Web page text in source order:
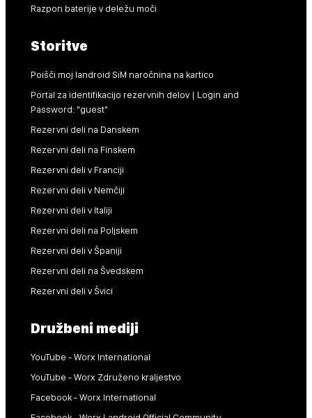
Razpon baterije v deležu moči
Storitve
Poišči moj landroid SiM naročnina na kartico
Portal za identifikacijo rezervnih delov | Login and
Password: "guest"
Rezervni deli na Danskem
Rezervni deli na Finskem
Rezervni deli v Franciji
Rezervni deli v Nemčiji
Rezervni deli v Italiji
Rezervni deli na Poljskem
Rezervni deli v Španiji
Rezervni deli na Švedskem
Rezervni deli v Švici
Družbeni mediji
YouTube - Worx International
YouTube - Worx Združeno kraljestvo
Facebook - Worx International